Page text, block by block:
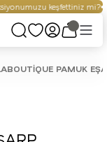
keşfettiniz mi?
PAMUK